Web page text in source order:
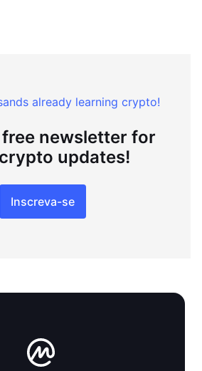
already learning crypto!
newsletter for
updates!
Inscreva-se